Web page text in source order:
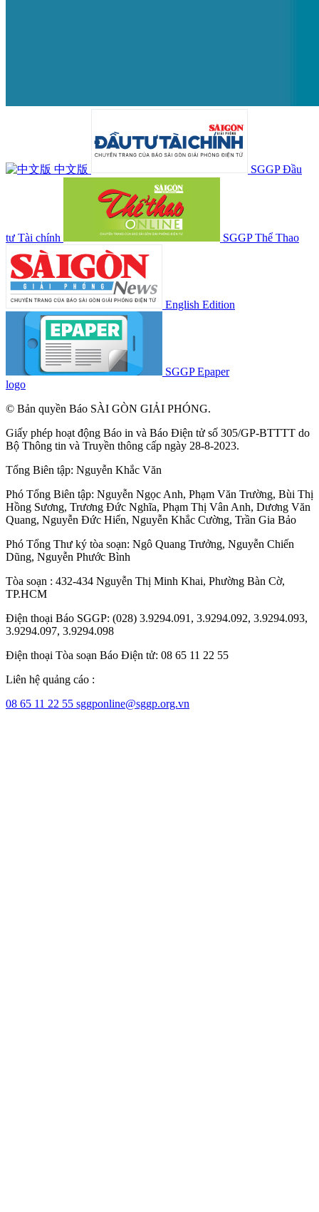
中文版 SGGP Đầu
tư Tài chính SGGP Thể Thao
English Edition
SGGP Epaper
logo
© Bản quyền Báo SÀI GÒN GIẢI PHÓNG.
Giấy phép hoạt động Báo in và Báo Điện tử số 305/GP-BTTTT do
Bộ Thông tin và Truyền thông cấp ngày 28-8-2023.
Tổng Biên tập: Nguyễn Khắc Văn
Phó Tổng Biên tập: Nguyễn Ngọc Anh, Phạm Văn Trường, Bùi Thị
Hồng Sương, Trương Đức Nghĩa, Phạm Thị Vân Anh, Dương Văn
Quang, Nguyễn Đức Hiển, Nguyễn Khắc Cường, Trần Gia Bảo
Phó Tổng Thư ký tòa soạn: Ngô Quang Trưởng, Nguyễn Chiến
Dũng, Nguyễn Phước Bình
Tòa soạn : 432-434 Nguyễn Thị Minh Khai, Phường Bàn Cờ,
TP.HCM
Điện thoại Báo SGGP: (028) 3.9294.091, 3.9294.092, 3.9294.093,
3.9294.097, 3.9294.098
Điện thoại Tòa soạn Báo Điện tử: 08 65 11 22 55
Liên hệ quảng cáo :
08 65 11 22 55 sggponline@sggp.org.vn